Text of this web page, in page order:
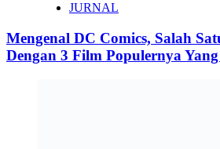
JURNAL
Mengenal DC Comics, Salah
Dengan 3 Film Populernya